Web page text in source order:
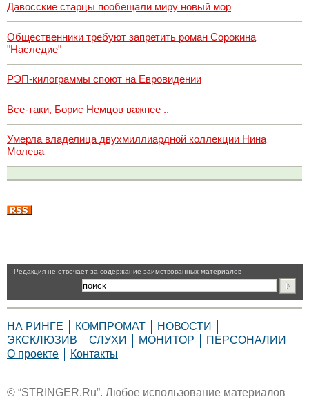
Давосские старцы пообещали миру новый мор
Общественники требуют запретить роман Сорокина
"Наследие"
РЭП-килограммы споют на Евровидении
Все-таки, Борис Немцов важнее ..
Умерла владелица двухмиллиардной коллекции Нина
Молева
Pедакция не отвечает за содержание заимствованных материалов
НА РИНГЕ КОМПРОМАТ
НОВОСТИ
ЭКСКЛЮЗИВ
СЛУХИ МОНИТОР
ПЕРСОНАЛИИ
О проекте
Контакты
© “STRINGER.Ru”. Любое использование материалов